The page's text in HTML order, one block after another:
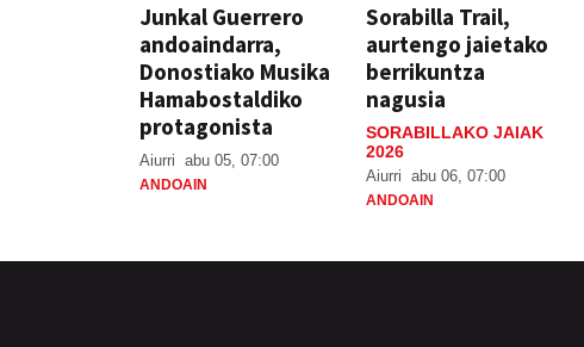
Junkal Guerrero
andoaindarra,
Donostiako Musika
Hamabostaldiko
protagonista
Aiurri abu 05, 07:00
ANDOAIN
Sorabilla Trail,
aurtengo jaietako
berrikuntza
nagusia
SORABILLAKO JAIAK
2026
Aiurri abu 06, 07:00
ANDOAIN